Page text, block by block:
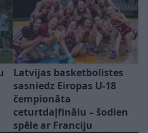
Latvijas basketbolistes
sasniedz Eiropas U-18
čempionāta
ceturtdaļfinālu – šodien
spēle ar Franciju